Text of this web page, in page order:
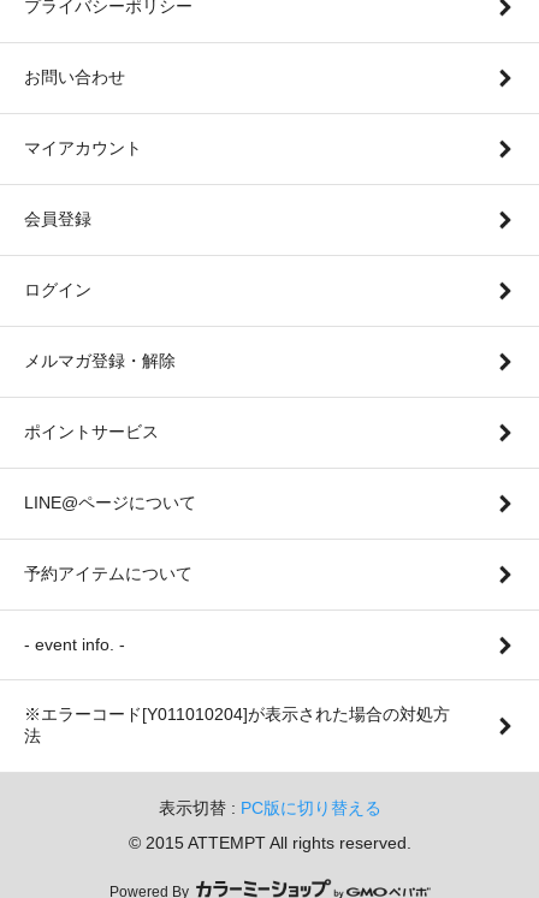
プライバシーポリシー
お問い合わせ
マイアカウント
会員登録
ログイン
メルマガ登録・解除
ポイントサービス
LINE@ページについて
予約アイテムについて
- event info. -
※エラーコード[Y011010204]が表示された場合の対処方
法
表示切替 : PC版に切り替える
© 2015 ATTEMPT All rights reserved.
Powered By